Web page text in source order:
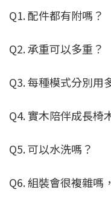
Q1. 配件都有附嗎？
Q2. 承重可以多重？
Q3. 每種模式分別用
Q4. 實木陪伴成長椅
Q5. 可以水洗嗎？
Q6. 組裝會很複雜嗎